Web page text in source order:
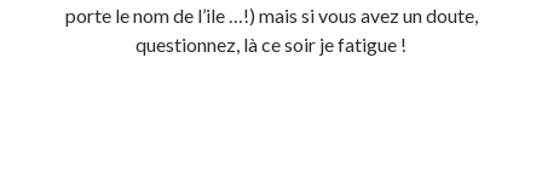
porte le nom de l’ile …!) mais si vous avez un doute,
questionnez, là ce soir je fatigue !